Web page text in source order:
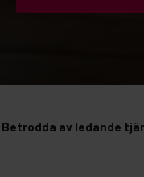
Betrodda av ledande